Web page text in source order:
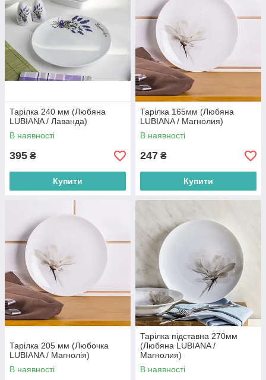
Тарілка 240 мм (Любяна
LUBIANA / Лаванда)
В наявності
395 ₴
Купити
Тарілка 165мм (Любяна
LUBIANA / Магнолия)
В наявності
247 ₴
Купити
Тарілка 205 мм (Любочка
LUBIANA / Магнолія)
В наявності
Тарілка підставна 270мм
(Любяна LUBIANA /
Магнолия)
В наявності